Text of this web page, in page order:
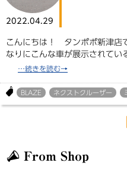
2022.04.29
こんにちは！ タンポポ新津店
なりにこんな車が展示されてい
BLAZE ネクストクルーザー
From Shop